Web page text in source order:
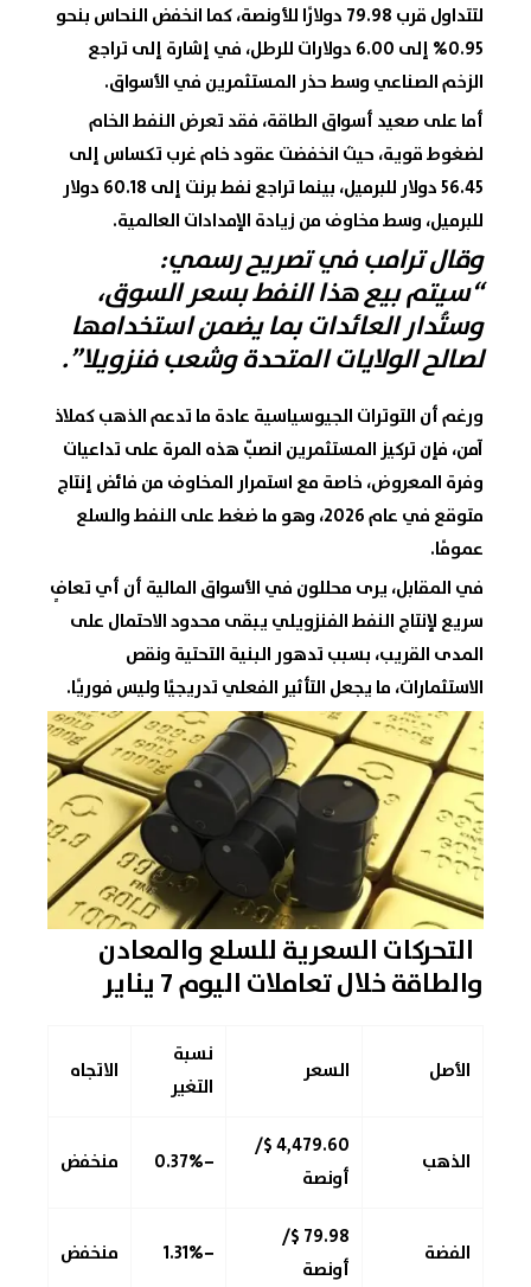
لتتداول قرب 79.98 دولارًا للأونصة، كما انخفض النحاس بنحو
0.95% إلى 6.00 دولارات للرطل، في إشارة إلى تراجع
الزخم الصناعي وسط حذر المستثمرين في الأسواق.
أما على صعيد أسواق الطاقة، فقد تعرض النفط الخام
لضغوط قوية، حيث انخفضت عقود خام غرب تكساس إلى
56.45 دولار للبرميل، بينما تراجع
نفط برنت
إلى 60.18 دولار
للبرميل، وسط مخاوف من زيادة الإمدادات العالمية.
وقال ترامب في تصريح رسمي:
“سيتم بيع هذا النفط بسعر السوق،
وستُدار العائدات بما يضمن استخدامها
لصالح الولايات المتحدة وشعب فنزويلا”.
ورغم أن التوترات الجيوسياسية عادة ما تدعمالذهبكملاذ
آمن، فإن تركيز المستثمرين انصبّ هذه المرة على تداعيات
وفرة المعروض، خاصة مع استمرار المخاوف من فائض إنتاج
متوقع في عام 2026، وهو ما ضغط على
النفطوالسلع
عمومًا.
في المقابل، يرى محللون في الأسواق المالية أن أي تعافٍ
سريع لإنتاج النفط الفنزويلي يبقى محدود الاحتمال على
المدى القريب، بسبب تدهور البنية التحتية ونقص
الاستثمارات، ما يجعل التأثير الفعلي تدريجيًا وليس فوريًا.
التحركات السعرية للسلع والمعادن
والطاقة خلال تعاملات اليوم 7 يناير
الأصل السعر
نسبة
التغير
الاتجاه
الذهب
4,479.60 $/
أونصة
−0.37% منخفض
الفضة
79.98 $/
أونصة
−1.31% منخفض